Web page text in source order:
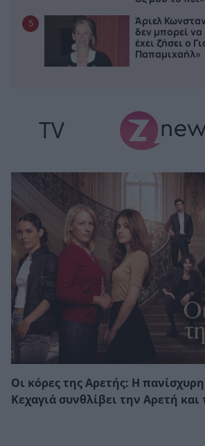
5
Άριελ
δεν μπορεί να
έχει ζήσει ο
Παπαμιχαήλ»
TV
Οι κόρες της Αρετής: Η
Κεχαγιά συνθλίβει την Αρετή και